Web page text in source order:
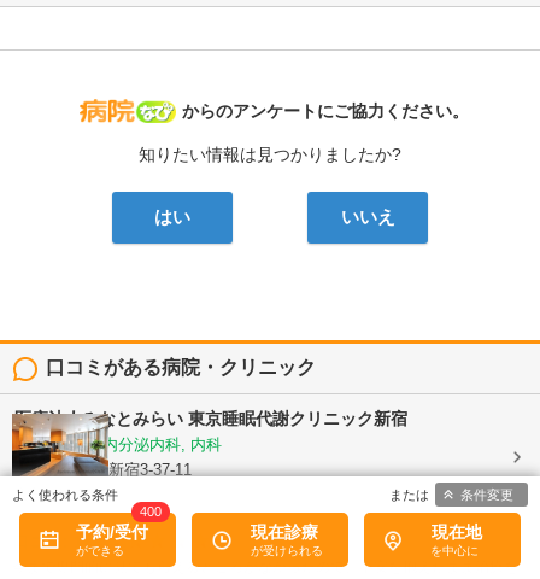
病院なび
からのアンケートにご協力ください。
知りたい情報は見つかりましたか?
はい いいえ
口コミがある病院・クリニック
医療法人みなとみらい 東京睡眠代謝クリニック新宿
糖尿病内科, 内分泌内科, 内科
東京都新宿区新宿3-37-11
安与ビル3階
口コミ: 1件 5
今まで専門的に見てもらえるところがなかったので、不安を抱えたまま治療を
予約/受付
400
現在診療 現在地
条件変更